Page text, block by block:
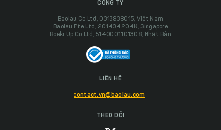
CÔNG TY
Baolau Co Ltd, 0313838015, Việt Nam
Baolau Pte Ltd, 201434204K, Singapore
Boeki Up Co Ltd, 5140001101308, Nhật Bản
LIÊN HỆ
contact.vn@baolau.com
THEO DÕI